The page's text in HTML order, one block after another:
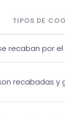
TIPOS DE
recaban por
recabadas